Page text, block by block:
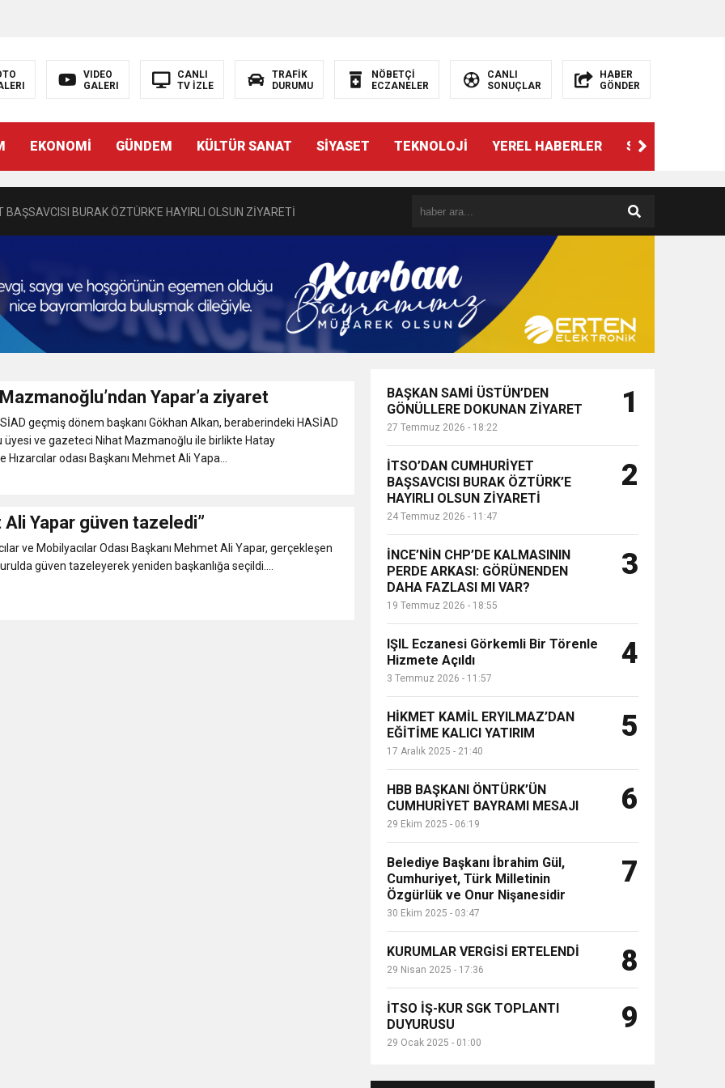
VIDEO
GALERI
CANLI
TV İZLE
TRAFİK
DURUMU
NÖBETÇİ
ECZANELER
CANLI
SONUÇLAR
HABER
GÖNDER
EKONOMİ GÜNDEM KÜLTÜR SANAT SİYASET TEKNOLOJİ YEREL HABERLER SPOR
BAŞSAVCISI BURAK ÖZTÜRK’E HAYIRLI OLSUN ZİYARETİ
PERDE ARKASI: GÖRÜNENDEN DAHA FAZLASI MI VAR?
Törenle Hizmete Açıldı
Cumhuriyet, Türk Milletinin Özgürlük ve Onur Nişanesidir
CUMHURİYET BAYRAMI MESAJI
DUYURUSU
EMRAH KARAÇAY’A SEVGİ SELİ
Yapar’a ziyaret
geçmiş dönem başkanı Gökhan Alkan, beraberindeki HASİAD
üyesi ve gazeteci Nihat Mazmanoğlu ile birlikte Hatay
odası Başkanı Mehmet Ali Yapa...
Yapar güven tazeledi”
ve Mobilyacılar Odası Başkanı Mehmet Ali Yapar, gerçekleşen
güven tazeleyerek yeniden başkanlığa seçildi....
BAŞKAN SAMİ ÜSTÜN’DEN
GÖNÜLLERE DOKUNAN ZİYARET
27 Temmuz 2026 - 18:22
1
İTSO’DAN CUMHURİYET
BAŞSAVCISI BURAK ÖZTÜRK’E
HAYIRLI OLSUN ZİYARETİ
24 Temmuz 2026 - 11:47
2
İNCE’NİN CHP’DE KALMASININ
PERDE ARKASI: GÖRÜNENDEN
DAHA FAZLASI MI VAR?
19 Temmuz 2026 - 18:55
3
IŞIL Eczanesi Görkemli Bir Törenle
Hizmete Açıldı
3 Temmuz 2026 - 11:57
4
HİKMET KAMİL ERYILMAZ’DAN
EĞİTİME KALICI YATIRIM
17 Aralık 2025 - 21:40
5
HBB BAŞKANI ÖNTÜRK’ÜN
CUMHURİYET BAYRAMI MESAJI
29 Ekim 2025 - 06:19
6
Belediye Başkanı İbrahim Gül,
Cumhuriyet, Türk Milletinin
Özgürlük ve Onur Nişanesidir
30 Ekim 2025 - 03:47
7
KURUMLAR VERGİSİ ERTELENDİ
29 Nisan 2025 - 17:36 8
İTSO İŞ-KUR SGK TOPLANTI
DUYURUSU
29 Ocak 2025 - 01:00
9